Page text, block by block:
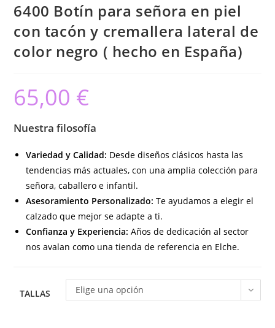
6400 Botín para señora en piel
con tacón y cremallera lateral de
color negro ( hecho en España)
65,00 €
Nuestra filosofía
Variedad y Calidad: Desde diseños clásicos hasta las
tendencias más actuales, con una amplia colección para
señora, caballero e infantil.
Asesoramiento Personalizado: Te ayudamos a elegir el
calzado que mejor se adapte a ti.
Confianza y Experiencia: Años de dedicación al sector
nos avalan como una tienda de referencia en Elche.
TALLAS Elige una opción